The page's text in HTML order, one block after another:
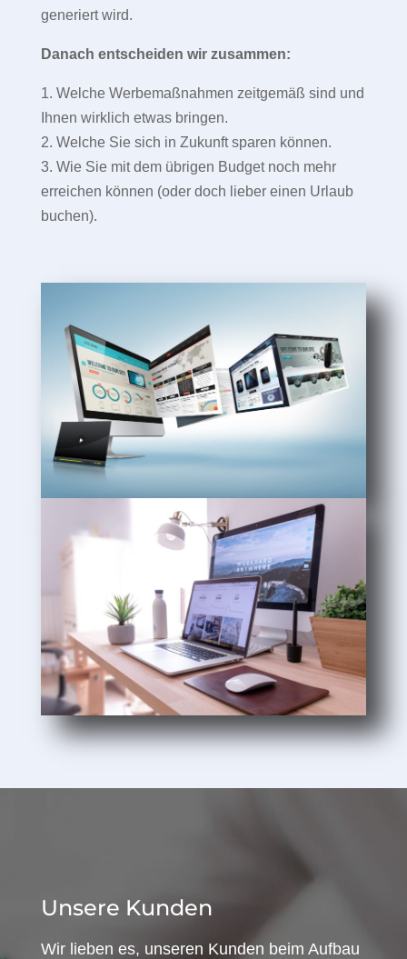
generiert wird.
Danach entscheiden wir zusammen:
1. Welche Werbemaßnahmen zeitgemäß sind und
Ihnen wirklich etwas bringen.
2. Welche Sie sich in Zukunft sparen können.
3. Wie Sie mit dem übrigen Budget noch mehr
erreichen können (oder doch lieber einen Urlaub
buchen).
Unsere Kunden
Wir lieben es, unseren Kunden beim Aufbau